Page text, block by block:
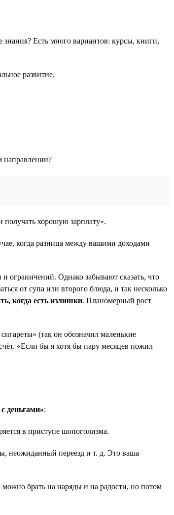
Есть много вариантов: курсы, книги,
развитие.
направлении?
получать хорошую зарплату».
когда разница между вашими доходами
ограничений. Однако забывают сказать, что
от супа или второго блюда, и так несколько
когда есть излишки. Планомерный рост
(так он обозначил маленькие
«Если бы я хотя бы пару месяцев пожил
деньгами»:
в приступе шопоголизма.
неожиданный переезд и т. д. Это ваша
брать на наряды и на радости, но потом